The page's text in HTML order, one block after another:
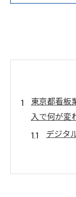
東京都看板
入で何が変
デジタ
モバ